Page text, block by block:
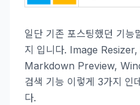
일단 기존 포스팅했던 기능
지 입니다. Image
Markdown Preview,
검색 기능 이렇게 3가지 인
다.